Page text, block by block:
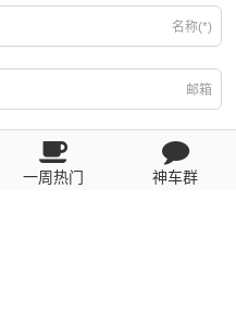
名称(*)
邮箱
一周热门 神车群